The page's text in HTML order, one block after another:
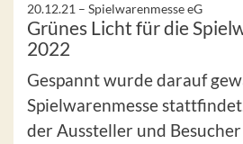
20.12.21 – Spielwarenmesse eG
Grünes Licht für die
2022
Gespannt wurde darauf
Spielwarenmesse
der Aussteller und